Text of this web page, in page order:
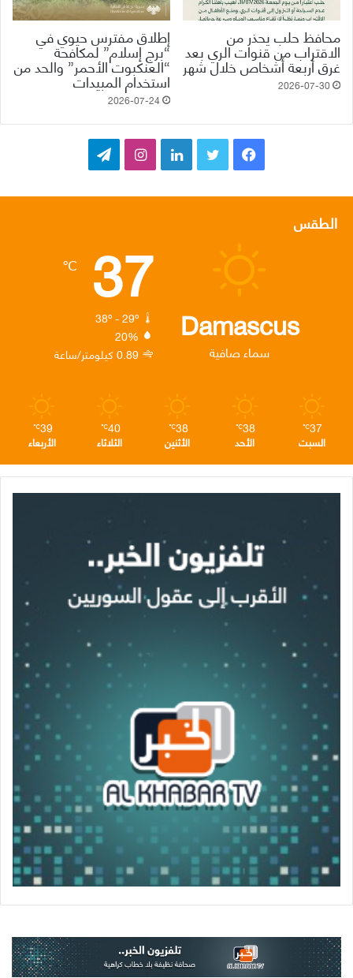
محافظ حلب يحذر من
الاقتراب من قنوات الري بعد
غرق أربعة أشخاص خلال شهر
2026-07-30
إطلاق مفترس حيوي في
“برج إسلام” لمكافحة
“العنكبوت الأحمر” والحد من
استخدام المبيدات
2026-07-24
ب
و
ق
ر
ا
ر
ا
الطقس
Damascus
سماء صافية
37
℃
38º - 29º
20%
0.89 كيلومتر/ساعة
37
℃
السبت
38
℃
الأحد
38
℃
الأثنين
40
℃
الثلاثاء
39
℃
الأربعاء